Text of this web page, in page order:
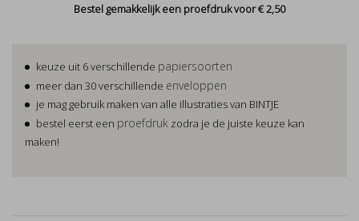
Bestel gemakkelijk een proefdruk voor€ 2,50
keuze uit 6 verschillende papiersoorten
meer dan 30 verschillende enveloppen
je mag gebruik maken van alle illustraties van BINTJE
bestel eerst een proefdruk zodra je de juiste keuze kan
maken!